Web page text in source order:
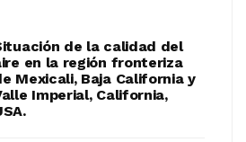
de la calidad del
en la región fronteriza
Mexicali, Baja California y
Imperial, California,